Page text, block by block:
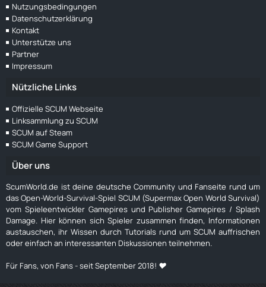
Nutzungsbedingungen
Datenschutzerklärung
Kontakt
Unterstütze uns
Partner
Impressum
Nützliche Links
Offizielle SCUM Webseite
Linksammlung zu SCUM
SCUM auf Steam
SCUM Game Support
Über uns
ScumWorld.de ist deine deutsche Community und Fanseite rund um
das Open-World-Survival-Spiel SCUM (Supermax Open World Survival)
vom Spieleentwickler Gamepires und Publisher Gamepires / Splash
Damage. Hier können sich Spieler zusammen finden, Informationen
austauschen, ihr Wissen durch Tutorials rund um SCUM auffrischen
oder einfach an interessanten Diskussionen teilnehmen.
Für Fans, von Fans - seit September 2018! ❤️